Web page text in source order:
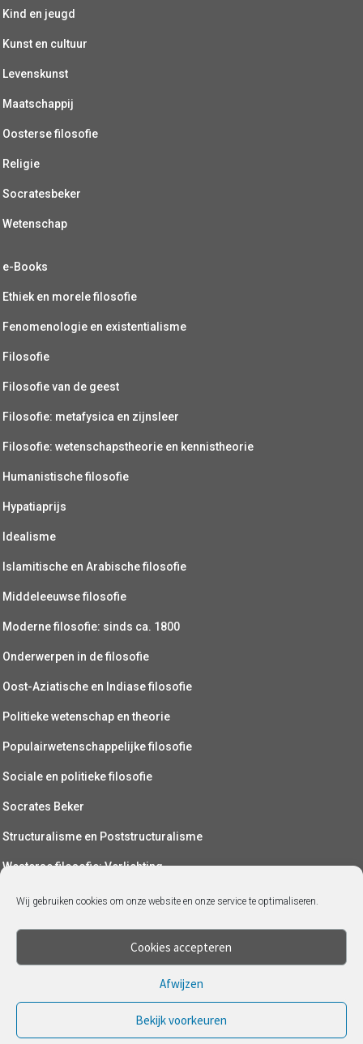
Wij gebruiken cookies om onze website en onze service te optimaliseren.
Cookies accepteren
Afwijzen
Bekijk voorkeuren
Kind en jeugd
Kunst en cultuur
Levenskunst
Maatschappij
Oosterse filosofie
Religie
Socratesbeker
Wetenschap
e-Books
Ethiek en morele filosofie
Fenomenologie en existentialisme
Filosofie
Filosofie van de geest
Filosofie: metafysica en zijnsleer
Filosofie: wetenschapstheorie en kennistheorie
Humanistische filosofie
Hypatiaprijs
Idealisme
Islamitische en Arabische filosofie
Middeleeuwse filosofie
Moderne filosofie: sinds ca. 1800
Onderwerpen in de filosofie
Oost-Aziatische en Indiase filosofie
Politieke wetenschap en theorie
Populairwetenschappelijke filosofie
Sociale en politieke filosofie
Socrates Beker
Structuralisme en Poststructuralisme
Westerse filosofie: Verlichting
Wetenschapsfilosofie
Yoga (als filosofie)